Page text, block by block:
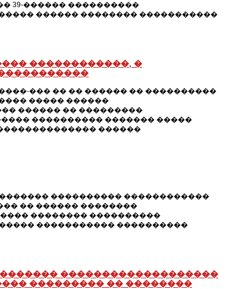
39-������ ����������
������ �������� �����������
������������, �
��� �� �� ������ �� ����������
����� ������
������ �� ���������
���������� ������� �����
������
���������� ������������
�� ������ ��������
�������� ����������
����������� ����������
�������������������
��������� �� ��������